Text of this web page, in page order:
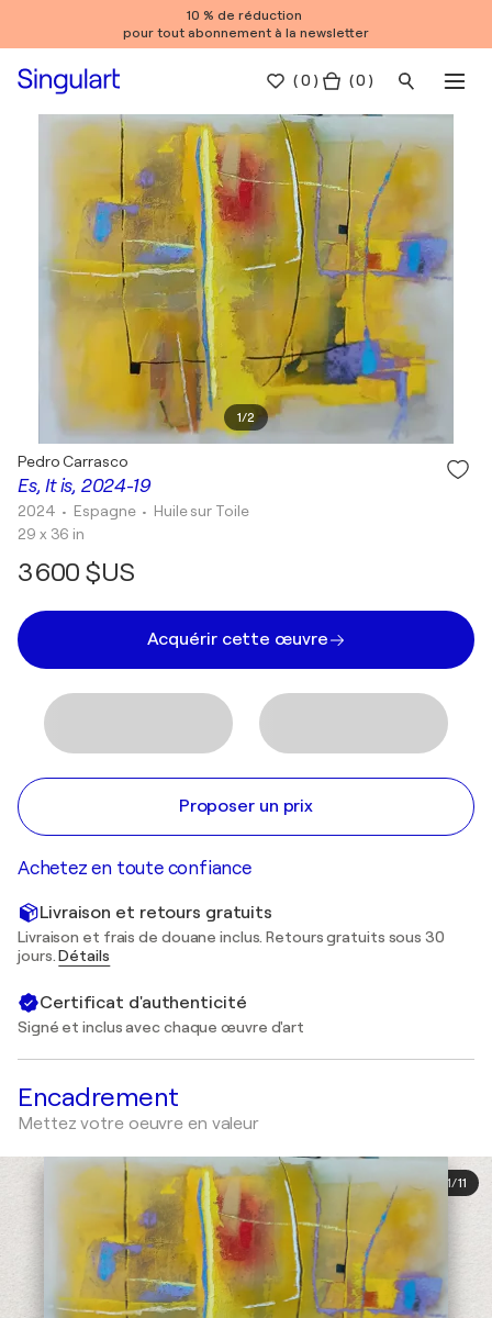
10 % de réduction
pour tout abonnement à la newsletter
(0 ) ( 0 )
1/2
Es, It is, 2024-19
Pedro Carrasco
2024 • Espagne • Huile sur Toile
29 x 36 in
3 600 $US
Acquérir cette œuvre
Proposer un prix
Achetez en toute confiance
Livraison et retours gratuits
Livraison et frais de douane inclus. Retours gratuits sous 30
jours.Détails
Certificat d'authenticité
Signé et inclus avec chaque œuvre d'art
Encadrement
Mettez votre oeuvre en valeur
1/11